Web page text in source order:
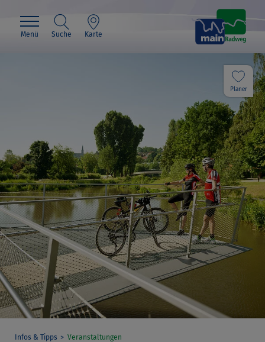
Menü Suche Karte
Planer
Infos & Tipps Veranstaltungen